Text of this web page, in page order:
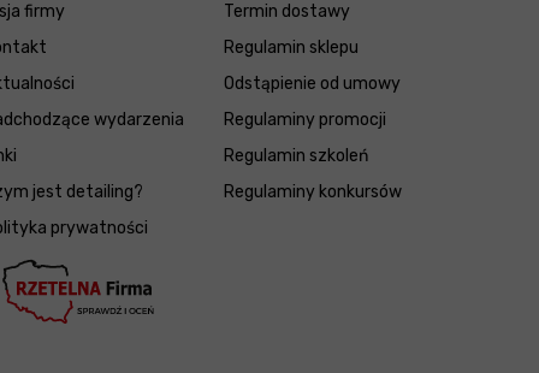
firmy
wydarzenia
jest detailing?
prywatności
Termin dostawy
Regulamin sklepu
Odstąpienie od umowy
Regulaminy promocji
Regulamin szkoleń
Regulaminy konkursów